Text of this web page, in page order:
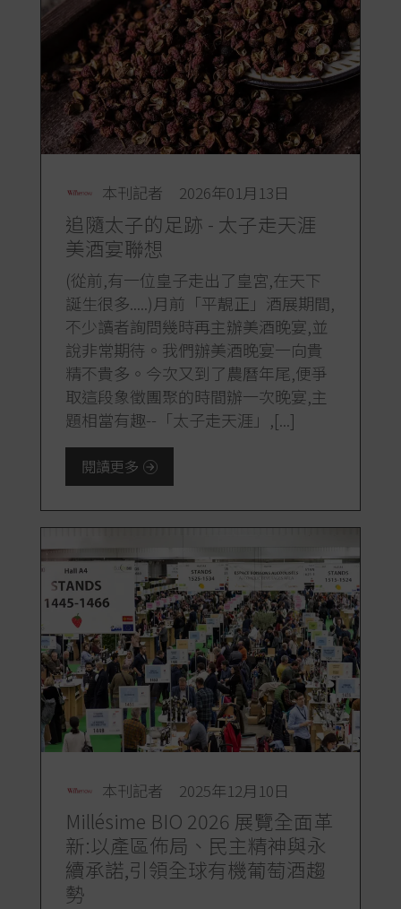
本刊記者 2026年01月13日
追隨太子的足跡 - 太子走天涯
美酒宴聯想
(從前,有一位皇子走出了皇宮,在天下
誕生很多.....)月前「平靚正」酒展期間,
不少讀者詢問幾時再主辦美酒晚宴,並
說非常期待。我們辦美酒晚宴一向貴
精不貴多。今次又到了農曆年尾,便爭
取這段象徵團聚的時間辦一次晚宴,主
題相當有趣--「太子走天涯」,[...]
閱讀更多
本刊記者 2025年12月10日
Millésime BIO 2026 展覽全面革
新:以產區佈局、民主精神與永
續承諾,引領全球有機葡萄酒趨
勢